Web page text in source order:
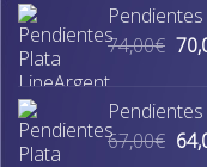
era:
74,00€ El
era:
67,00€ El